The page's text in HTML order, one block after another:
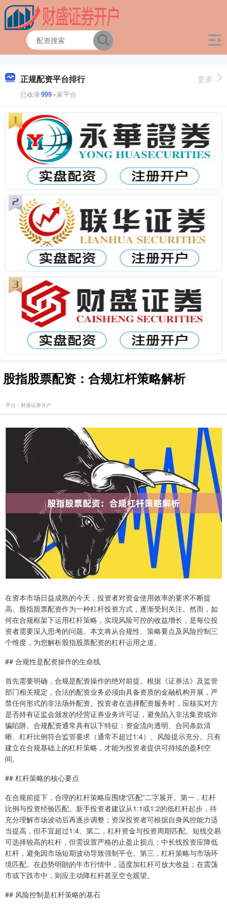
正规配资平台排行
已收录999+家平台
更多
股指股票配资：合规杠杆策略解析
平台：财盛证券开户
在资本市场日益成熟的今天，投资者对资金使用效率的要求不断提
高。股指股票配资作为一种杠杆投资方式，逐渐受到关注。然而，如
何在合规框架下运用杠杆策略，实现风险可控的收益增长，是每位投
资者需要深入思考的问题。本文将从合规性、策略要点及风险控制三
个维度，为您解析股指股票配资的杠杆运用之道。
## 合规性是配资操作的生命线
首先需要明确，合规是配资操作的绝对前提。根据《证券法》及监管
部门相关规定，合法的配资业务必须由具备资质的金融机构开展，严
禁任何形式的非法场外配资。投资者在选择配资服务时，应核实对方
是否持有证监会颁发的经营证券业务许可证，避免陷入非法集资或诈
骗陷阱。合规配资通常具有以下特征：资金流向透明、合同条款清
晰、杠杆比例符合监管要求（通常不超过1:4）、风险提示充分。只有
建立在合规基础上的杠杆策略，才能为投资者提供可持续的盈利空
间。
## 杠杆策略的核心要点
在合规前提下，合理的杠杆策略应围绕“匹配”二字展开。第一，杠杆
比例与投资经验匹配。新手投资者建议从1:1或1:2的低杠杆起步，待
充分理解市场波动后再逐步调整；资深投资者可根据自身风控能力适
当提高，但不宜超过1:4。第二，杠杆资金与投资周期匹配。短线交易
可选择较高的杠杆，但需设置严格的止盈止损点；中长线投资应降低
杠杆，避免因市场短期波动导致强制平仓。第三，杠杆策略与市场环
境匹配。在趋势明朗的牛市行情中，适度加杠杆可放大收益；在震荡
市或下跌市中，则应主动降杠杆甚至空仓观望。
## 风险控制是杠杆策略的基石